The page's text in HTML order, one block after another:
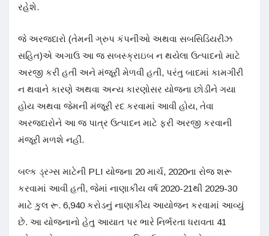
રહેશે.
જે અરજદારો (તેમની ગ્રુપ કંપનીઓ અથવા સબસિડિયરીઝ
સહિત)એ અગાઉ આ જ સબસ્ક્રાઇબ ન થયેલા ઉત્પાદનો માટે
અરજી કરી હતી અને મંજૂરી મેળવી હતી, પરંતુ બાદમાં કામગીરી
ન થવાને કારણે અથવા અન્ય કારણોસર યોજના છોડીને ગયા
હોય અથવા જેમની મંજૂરી રદ કરવામાં આવી હોય, તેવા
અરજદારોને આ જ પાત્ર ઉત્પાદન માટે ફરી અરજી કરવાની
મંજૂરી મળશે નહીં.
બલ્ક ડ્રગ્સ માટેની PLI યોજના 20 માર્ચ, 2020ના રોજ શરૂ
કરવામાં આવી હતી, જેમાં નાણાકીય વર્ષ 2020-21થી 2029-30
માટે કુલ રૂ. 6,940 કરોડનું નાણાકીય આયોજન કરવામાં આવ્યું
છે. આ યોજનાનો હેતુ આયાત પર ભારે નિર્ભરતા ધરાવતા 41